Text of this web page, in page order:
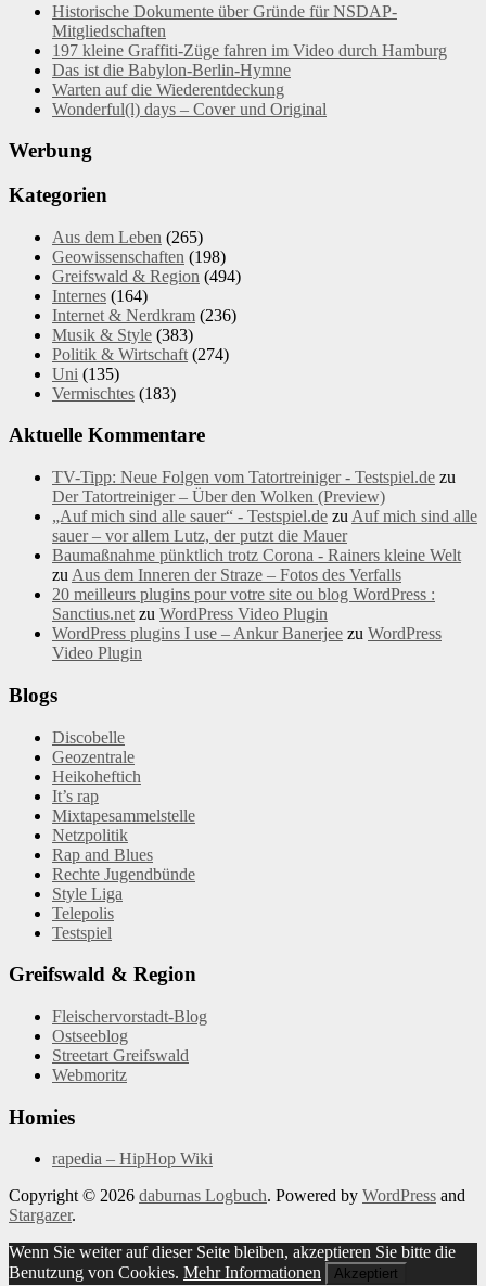
Historische Dokumente über Gründe für NSDAP-
Mitgliedschaften
197 kleine Graffiti-Züge fahren im Video durch Hamburg
Das ist die Babylon-Berlin-Hymne
Warten auf die Wiederentdeckung
Wonderful(l) days – Cover und Original
Werbung
Kategorien
Aus dem Leben (265)
Geowissenschaften (198)
Greifswald & Region (494)
Internes (164)
Internet & Nerdkram (236)
Musik & Style (383)
Politik & Wirtschaft (274)
Uni (135)
Vermischtes (183)
Aktuelle Kommentare
TV-Tipp: Neue Folgen vom Tatortreiniger - Testspiel.de zu
Der Tatortreiniger – Über den Wolken (Preview)
„Auf mich sind alle sauer“ - Testspiel.de zu Auf mich sind alle
sauer – vor allem Lutz, der putzt die Mauer
Baumaßnahme pünktlich trotz Corona - Rainers kleine Welt
zu Aus dem Inneren der Straze – Fotos des Verfalls
20 meilleurs plugins pour votre site ou blog WordPress :
Sanctius.net zu WordPress Video Plugin
WordPress plugins I use – Ankur Banerjee zu WordPress
Video Plugin
Blogs
Discobelle
Geozentrale
Heikoheftich
It’s rap
Mixtapesammelstelle
Netzpolitik
Rap and Blues
Rechte Jugendbünde
Style Liga
Telepolis
Testspiel
Greifswald & Region
Fleischervorstadt-Blog
Ostseeblog
Streetart Greifswald
Webmoritz
Homies
rapedia – HipHop Wiki
Copyright © 2026 daburnas Logbuch. Powered by WordPress and
Stargazer.
Wenn Sie weiter auf dieser Seite bleiben, akzeptieren Sie bitte die
Benutzung von Cookies. Mehr Informationen Akzeptiert